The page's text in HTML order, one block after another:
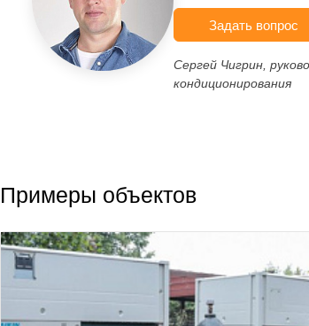
Задать вопрос
Сергей Чигрин,
кондиционирования
Примеры объектов